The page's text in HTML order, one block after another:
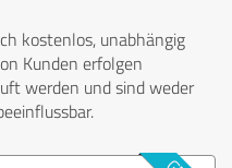
kostenlos, unabhängig
Kunden erfolgen
werden und sind weder